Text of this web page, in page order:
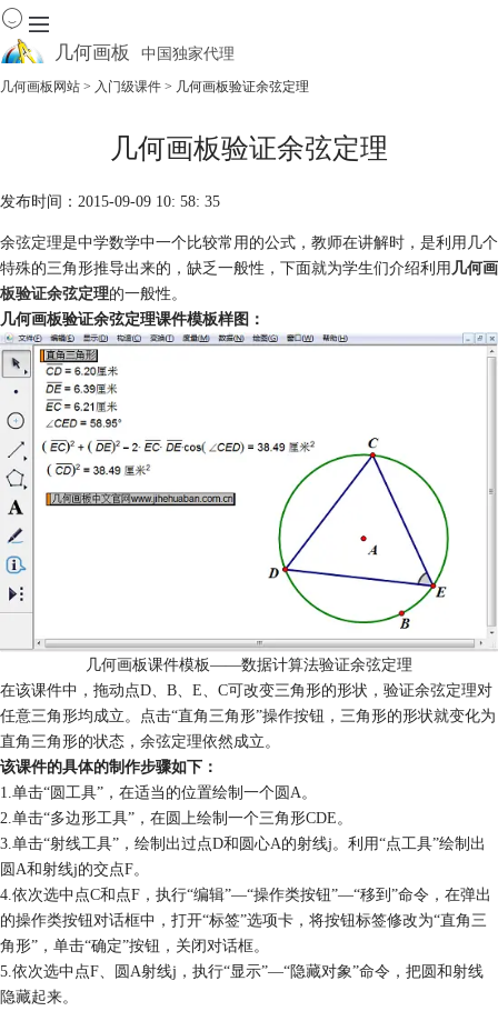
几何画板 中国独家代理
资源中心
软件商城
几何画板网站 > 入门级课件 > 几何画板验证余弦定理
几何画板验证余弦定理
发布时间：2015-09-09 10: 58: 35
余弦定理是中学数学中一个比较常用的公式，教师在讲解时，是利用几个
特殊的三角形推导出来的，缺乏一般性，下面就为学生们介绍利用 几何画
板验证余弦定理的一般性。
几何画板验证余弦定理课件模板样图：
几何画板课件模板——数据计算法验证余弦定理
在该课件中，拖动点D、B、E、C可改变三角形的形状，验证余弦定理对
任意三角形均成立。点击“直角三角形”操作按钮，三角形的形状就变化为
直角三角形的状态，余弦定理依然成立。
该课件的具体的制作步骤如下：
1.单击“圆工具”，在适当的位置绘制一个圆A。
2.单击“多边形工具”，在圆上绘制一个三角形CDE。
3.单击“射线工具”，绘制出过点D和圆心A的射线j。利用“点工具”绘制出
圆A和射线j的交点F。
4.依次选中点C和点F，执行“编辑”—“操作类按钮”—“移到”命令，在弹出
的操作类按钮对话框中，打开“标签”选项卡，将按钮标签修改为“直角三
角形”，单击“确定”按钮，关闭对话框。
5.依次选中点F、圆A射线j，执行“显示”—“隐藏对象”命令，把圆和射线
隐藏起来。